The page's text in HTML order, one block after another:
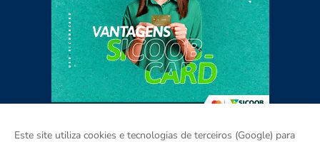
Este site utiliza cookies e tecnologias de terceiros (Google) para